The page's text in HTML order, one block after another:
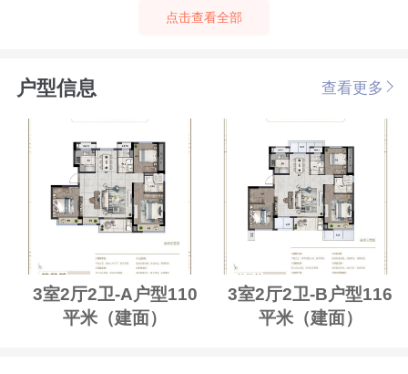
点击查看全部
户型信息 查看更多
3室2厅2卫-A户型110
平米（建面）
3室2厅2卫-B户型116
平米（建面）